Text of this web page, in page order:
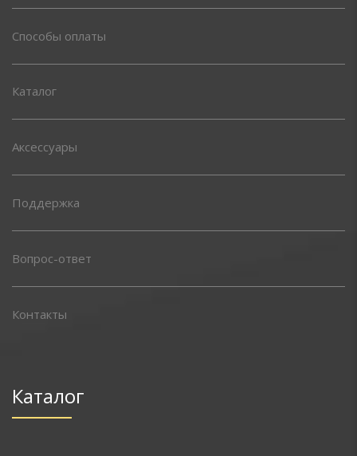
Способы оплаты
Каталог
Аксессуары
Поддержка
Вопрос-ответ
Контакты
Каталог